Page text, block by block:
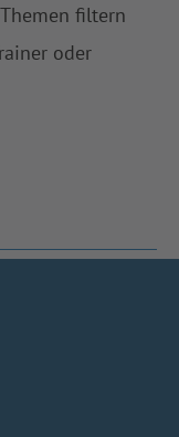
filtern
oder